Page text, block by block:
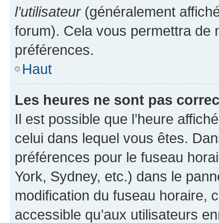
l’utilisateur(généralement
forum). Cela vous permettra de
préférences.
Haut
Les heures ne sont pas
Il est possible que l’heure
celui dans lequel vous êtes.
préférences pour le fuseau
York, Sydney, etc.) dans le
modification du fuseau horaire,
accessible qu’aux utilisateurs